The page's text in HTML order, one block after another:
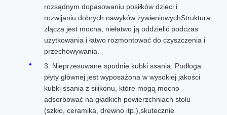
rozsądnym dopasowaniu posiłków dzieci i
rozwijaniu dobrych nawyków żywieniowychStruktura
złącza jest mocna, niełatwo ją oddzielić podczas
użytkowania i łatwo rozmontować do czyszczenia i
przechowywania.
3. Nieprzesuwane spodnie kubki ssania: Podłoga
płyty głównej jest wyposażona w wysokiej jakości
kubki ssania z silikonu, które mogą mocno
adsorbować na gładkich powierzchniach stołu
(szkło, ceramika, drewno itp.),skutecznie